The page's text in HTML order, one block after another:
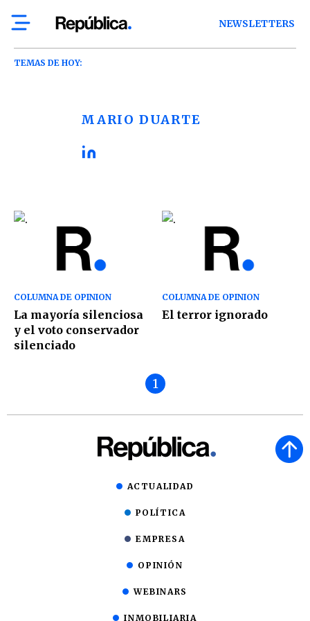
NEWSLETTERS
TEMAS DE HOY:
MARIO DUARTE
COLUMNA DE OPINION
La mayoría silenciosa
y el voto conservador
silenciado
COLUMNA DE OPINION
El terror ignorado
1
ACTUALIDAD
POLÍTICA
EMPRESA
OPINIÓN
WEBINARS
INMOBILIARIA